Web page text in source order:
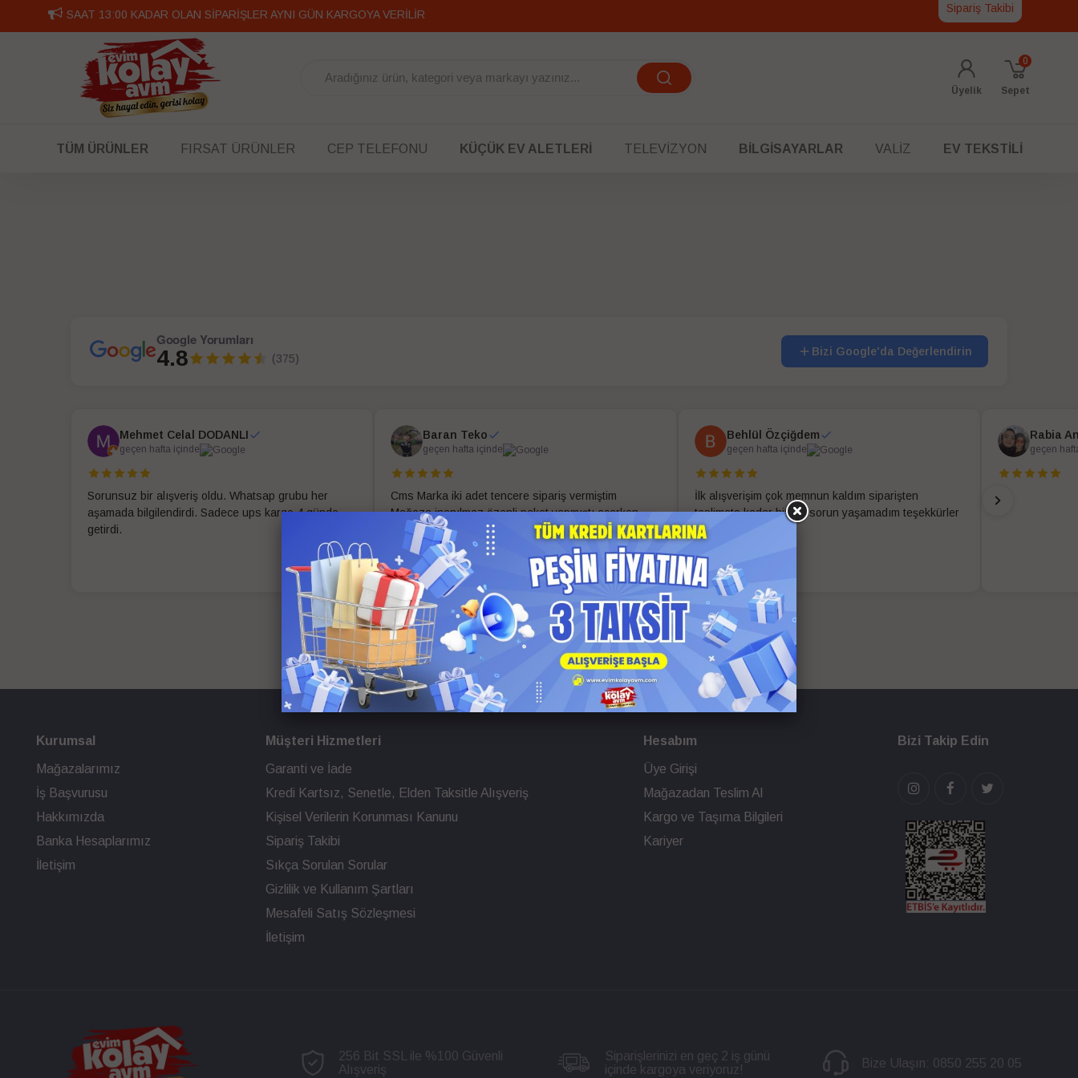
SAAT 13:00 KADAR OLAN SİPARİŞLER AYNI GÜN KARGOYA VERİLİR Sipariş Takibi
Üyelik Sepet
0
TÜM ÜRÜNLER FIRSAT ÜRÜNLER CEP TELEFONU KÜÇÜK EV ALETLERI TELEVIZYON BILGISAYARLAR VALIZ EV TEKSTILI
Google Yorumları
4.8 (375)
Bizi Google'da Değerlendirin
Mehmet Celal DODANLI
geçen hafta içinde
Sorunsuz bir alışveriş oldu. Whatsap grubu her
aşamada bilgilendirdi. Sadece ups kargo 4 günde
getirdi.
Baran Teko
geçen hafta içinde
Cms Marka iki adet tencere sipariş vermiştim
Mağaza inanılmaz özenli paket yapmıştı açarken
zorlandım problemsiz teslim aldım uygun fiyat ve
güzel paketleme için ekibe ve mağazaya teşekkür
ederim
Daha fazla oku
Behlül Özçiğdem
geçen hafta içinde
İlk alışverişim çok memnun kaldım siparişten
teslimata kadar hiç bir sorun yaşamadım teşekkürler
evim kolay ekibi
Rabia
geçen
Kurumsal
Mağazalarımız
İş Başvurusu
Hakkımızda
Banka Hesaplarımız
İletişim
Müşteri Hizmetleri
Garanti ve İade
Kredi Kartsız, Senetle, Elden Taksitle Alışveriş
Kişisel Verilerin Korunması Kanunu
Sipariş Takibi
Sıkça Sorulan Sorular
Gizlilik ve Kullanım Şartları
Mesafeli Satış Sözleşmesi
İletişim
Hesabım
Üye Girişi
Mağazadan Teslim Al
Kargo ve Taşıma Bilgileri
Kariyer
Bizi Takip Edin
256 Bit SSL ile %100 Güvenli
Alışveriş
Siparişlerinizi en geç 2 iş günü
içinde kargoya veriyoruz!
Bize Ulaşın: 0850 255 20 05